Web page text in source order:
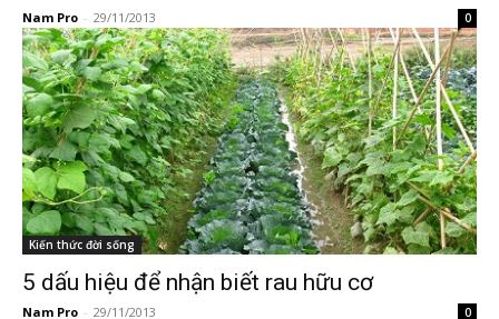
Nam Pro - 29/11/2013 0
Kiến thức đời sống
5 dấu hiệu để nhận biết rau hữu cơ
Nam Pro - 29/11/2013 0